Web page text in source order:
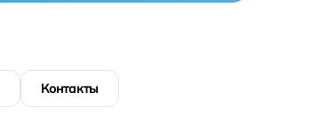
Контакты